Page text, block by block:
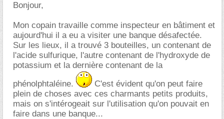
Bonjour,
Mon copain travaille comme inspecteur en bâtiment et
aujourd'hui il a eu a visiter une banque désafectée.
Sur les lieux, il a trouvé 3 bouteilles, un contenant de
l'acide sulfurique, l'autre contenant de l'hydroxyde de
potassium et la dernière contenant de la
phénolphtaléine.
C'est évident qu'on peut faire
plein de choses avec ces charmants petits produits,
mais on s'intérogeait sur l'utilisation qu'on pouvait en
faire dans une banque...